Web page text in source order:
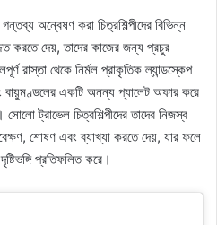
অন্বেষণ করা চিত্রশিল্পীদের বিভিন্ন
করতে দেয়, তাদের কাজের জন্য প্রচুর
রাস্তা থেকে নির্মল প্রাকৃতিক ল্যান্ডস্কেপ
বায়ুমণ্ডলের একটি অনন্য প্যালেট অফার করে
ট্রাভেল চিত্রশিল্পীদের তাদের নিজস্ব
শোষণ এবং ব্যাখ্যা করতে দেয়, যার ফলে
প্রতিফলিত করে।